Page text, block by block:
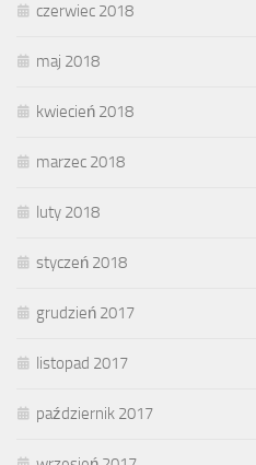
czerwiec 2018
maj 2018
kwiecień 2018
marzec 2018
luty 2018
styczeń 2018
grudzień 2017
listopad 2017
październik 2017